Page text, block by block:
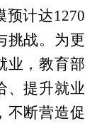
预计达1270
挑战。为更
业，教育部
、提升就业
不断营造促